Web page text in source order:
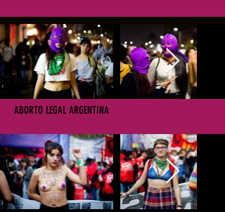
ABORTO LEGAL ARGENTINA